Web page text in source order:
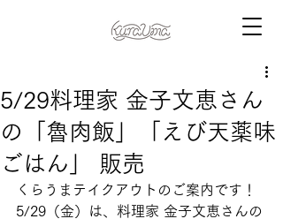
5/29料理家 金子文恵さん
の「魯肉飯」「えび天薬味
ごはん」 販売
くらうまテイクアウトのご案内です！
5/29（金）は、料理家 金子文恵さんの